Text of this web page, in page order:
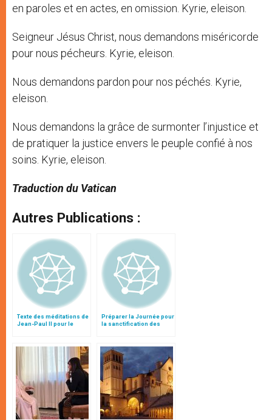
en paroles et en actes, en omission. Kyrie, eleison.
Seigneur Jésus Christ, nous demandons miséricorde
pour nous pécheurs. Kyrie, eleison.
Nous demandons pardon pour nos péchés. Kyrie,
eleison.
Nous demandons la grâce de surmonter l’injustice et
de pratiquer la justice envers le peuple confié à nos
soins. Kyrie, eleison.
Traduction du Vatican
Autres Publications :
Texte des méditations de
Jean-Paul II pour le
Préparer la Journée pour
la sanctification des